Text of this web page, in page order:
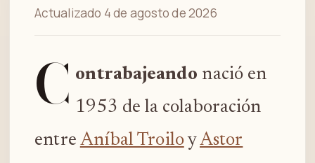
Actualizado 4 de agosto de 2026
C ontrabajeando nació en
1953 de la colaboración
entre Aníbal TroiloyAstor